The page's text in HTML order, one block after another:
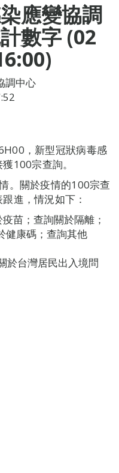
應變協調
數字 (02
調中心
，新型冠狀病毒感
100宗查詢。
。關於疫情的100宗查
進，情況如下：
苗；查詢關於隔離；
健康碼；查詢其他
於台灣居民出入境問